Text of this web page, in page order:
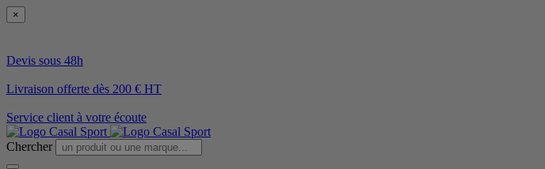
×
Devis sous 48h
Livraison offerte dès 200 € HT
Service client à votre écoute
Chercher